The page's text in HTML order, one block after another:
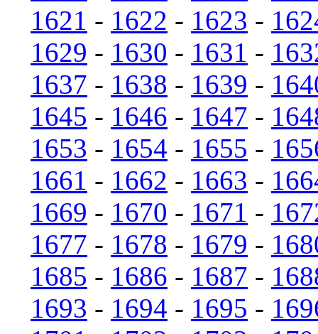
1621 - 1622 - 1623 -
1629 - 1630 - 1631 -
1637 - 1638 - 1639 -
1645 - 1646 - 1647 -
1653 - 1654 - 1655 -
1661 - 1662 - 1663 -
1669 - 1670 - 1671 -
1677 - 1678 - 1679 -
1685 - 1686 - 1687 -
1693 - 1694 - 1695 -